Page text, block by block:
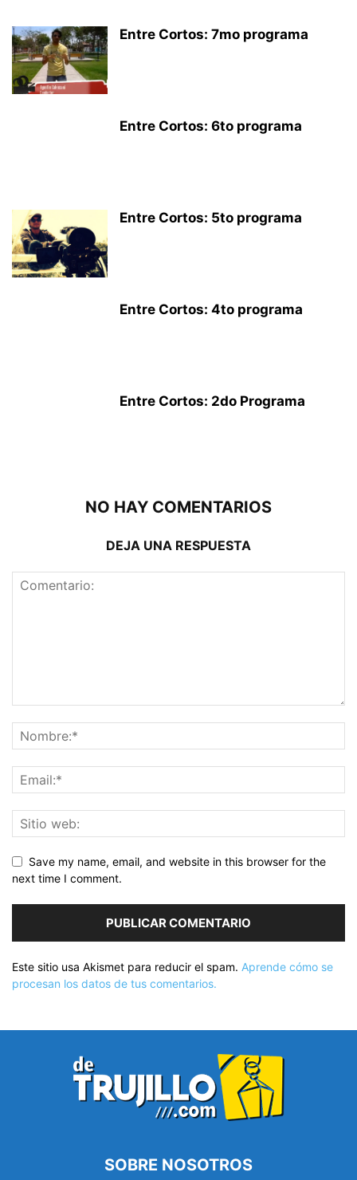
Entre Cortos: 7mo programa
Entre Cortos: 6to programa
Entre Cortos: 5to programa
Entre Cortos: 4to programa
Entre Cortos: 2do Programa
NO HAY COMENTARIOS
DEJA UNA RESPUESTA
Save my name, email, and website in this browser for the
next time I comment.
Este sitio usa Akismet para reducir el spam. Aprende cómo se
procesan los datos de tus comentarios.
SOBRE NOSOTROS